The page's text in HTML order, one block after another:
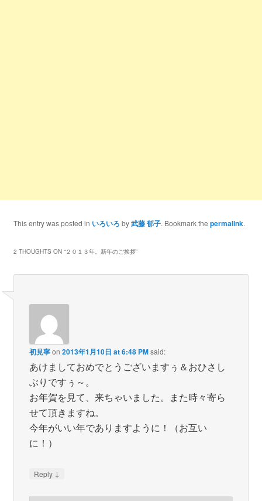
This entry was posted in いろいろ by武藤 郁子. Bookmark the permalink.
2 THOUGHTS ON “２０１３年。新年のご挨拶”
初見寧on 2013年1月10日 at 6:48 PM said:
あけましておめでとうございますぅ＆おひさし
ぶりですぅ～。
お年賀を見て、来ちゃいました。また時々寄ら
せて頂きますね。
今年がいい年でありますように！（お互い
に！）
Reply ↓